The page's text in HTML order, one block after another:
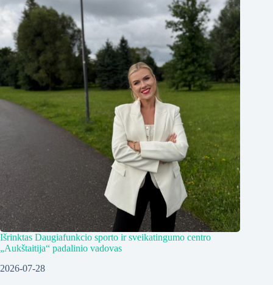
Išrinktas Daugiafunkcio sporto ir sveikatingumo centro
„Aukštaitija“ padalinio vadovas
2026-07-28